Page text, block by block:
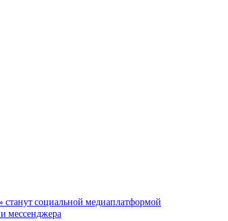
социальной медиаплатформой
мессенджера